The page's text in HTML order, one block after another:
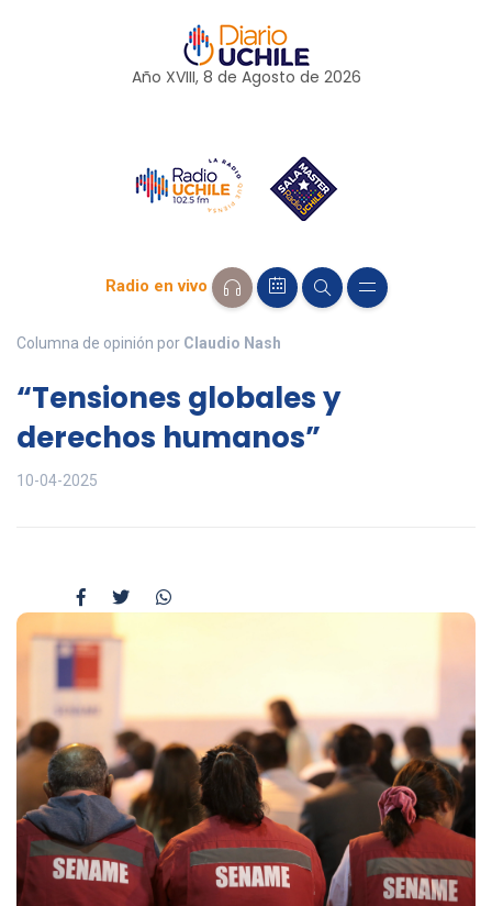
Año XVIII, 8 de Agosto de 2026
Radio en vivo
Columna de opinión por Claudio Nash
“Tensiones globales y
derechos humanos”
10-04-2025